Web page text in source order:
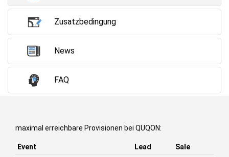
Zusatzbedingung
News
FAQ
maximal erreichbare Provisionen bei QUQON:
Event Lead
Sale